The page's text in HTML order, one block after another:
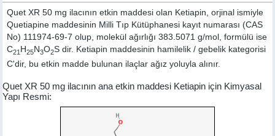
Quet XR 50 mg ilacının etkin maddesi olan Ketiapin, orjinal ismiyle
Quetiapine maddesinin Milli Tıp Kütüphanesi kayıt numarası (CAS
No) 111974-69-7 olup, molekül ağırlığı 383.5071 g/mol, formülü ise
C21 H25N3O2S dir. Ketiapin maddesinin hamilelik / gebelik kategorisi
C'dir, bu etkin madde bulunan ilaçlar ağız yoluyla alınır.
Quet XR 50 mg ilacının ana etkin maddesi Ketiapin için Kimyasal
Yapı Resmi: